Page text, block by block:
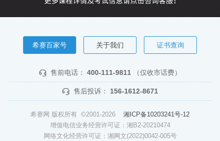
希赛百家号 关于我们 证书查询
售前电话： 400-111-9811 （仅收市话费）
售后投诉： 156-1612-8671
希赛网 版权所有 ©2001-2026 湘ICP备10203241号-12
增值电信业务经营许可证：湘B2-20210474
网络文化经营许可证：湘网文(2022)0042-005号